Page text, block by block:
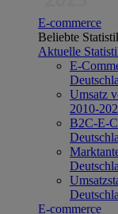
E-commerce
Beliebte
Aktuelle
E-
Umsatz
2010-
B2C-E-
E-commerce